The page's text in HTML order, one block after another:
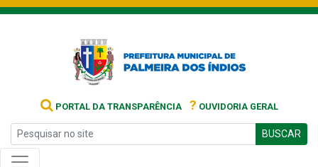
PORTAL DA TRANSPARÊNCIA ? OUVIDORIA GERAL
BUSCAR